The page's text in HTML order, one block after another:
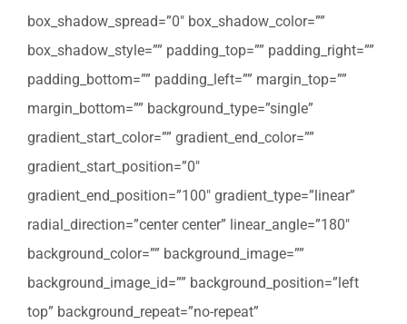
box_shadow_spread=”0″ box_shadow_color=””
box_shadow_style=”” padding_top=”” padding_right=””
padding_bottom=”” padding_left=”” margin_top=””
margin_bottom=”” background_type=”single”
gradient_start_color=”” gradient_end_color=””
gradient_start_position=”0″
gradient_end_position=”100″ gradient_type=”linear”
radial_direction=”center center” linear_angle=”180″
background_color=”” background_image=””
background_image_id=”” background_position=”left
top” background_repeat=”no-repeat”